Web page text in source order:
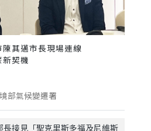
其邁市長現場連線
契機
部氣候變遷署
長接見「聖克里斯多福及尼維斯